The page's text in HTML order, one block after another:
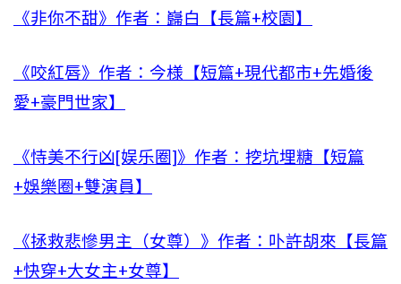
《非你不甜》作者：巋白【長篇+校園】
《咬紅唇》作者：今様【短篇+現代都市+先婚後
愛+豪門世家】
《恃美不行凶[娱乐圈]》作者：挖坑埋糖【短篇
+娛樂圈+雙演員】
《拯救悲慘男主（女尊）》作者：卟許胡來【長篇
+快穿+大女主+女尊】